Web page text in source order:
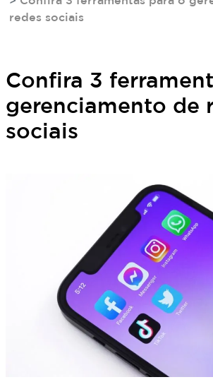
redes sociais
Confira 3
gerenciamento de
sociais